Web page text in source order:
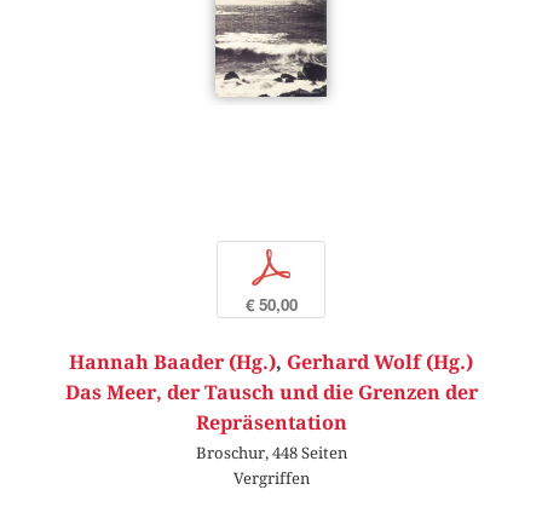
p
€ 50,00
Hannah Baader (Hg.), Gerhard Wolf (Hg.)
Das Meer, der Tausch und die Grenzen der
Repräsentation
Broschur, 448 Seiten
Vergriffen